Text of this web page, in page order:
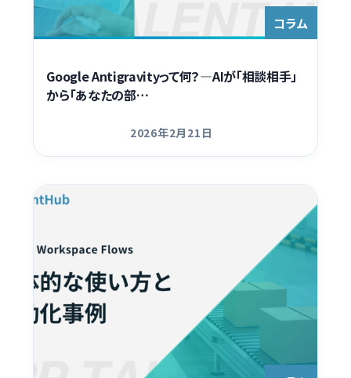
コラム
Google Antigravityって何？―AIが「相談相手」
から「あなたの部…
更新日
2026年2月21日